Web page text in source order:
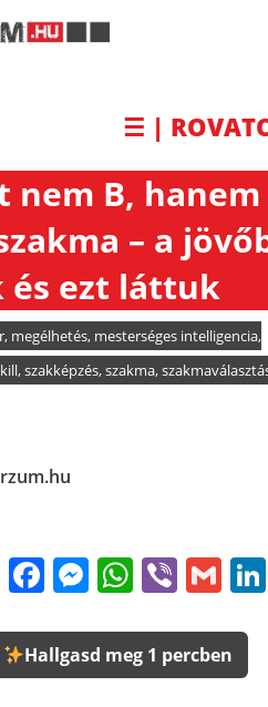
☰ |
nem B, hanem
– a
ezt láttuk
, megélhetés, mesterséges intelligencia,
,szakképzés,szakma,
FacebookViber
Hallgasd meg 1 percben